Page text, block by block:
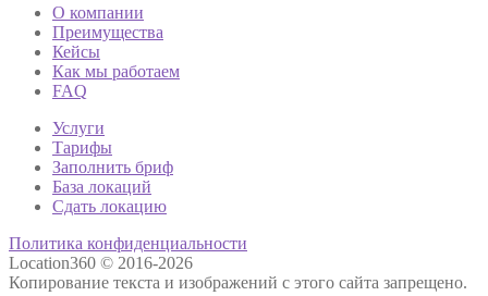
О компании
Преимущества
Кейсы
Как мы работаем
FAQ
Услуги
Тарифы
Заполнить бриф
База локаций
Сдать локацию
Политика конфиденциальности
Location360 © 2016-2026
Копирование текста и изображений с этого сайта запрещено.